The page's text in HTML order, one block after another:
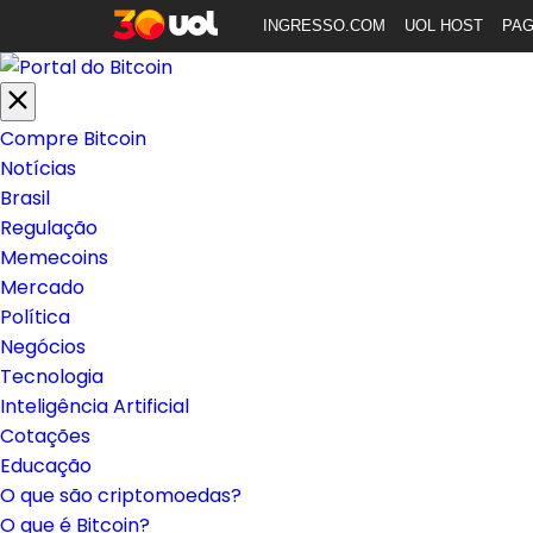
INGRESSO.COM UOL HOST
Compre Bitcoin
Notícias
Brasil
Regulação
Memecoins
Mercado
Política
Negócios
Tecnologia
Inteligência Artificial
Cotações
Educação
O que são criptomoedas?
O que é Bitcoin?